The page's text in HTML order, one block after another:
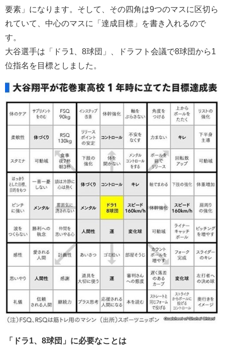
要素」になります。そして、その四角は9つのマスに区切ら
れていて、中心のマスに「達成目標」を書き入れるので
す。
大谷選手は「ドラ1、8球団」、ドラフト会議で8球団から1
位指名を目標としました。
「ドラ1 8球団」に必要なことは